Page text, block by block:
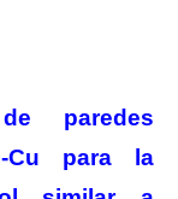
paredes
Cu para la